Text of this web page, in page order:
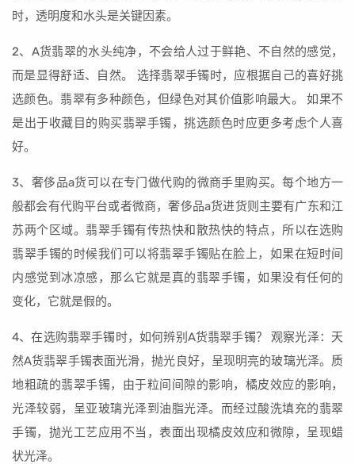
时，透明度和水头是关键因素。
2、A货翡翠的水头纯净，不会给人过于鲜艳、不自然的感觉，
而是显得舒适、自然。 选择翡翠手镯时，应根据自己的喜好挑
选颜色。翡翠有多种颜色，但绿色对其价值影响最大。 如果不
是出于收藏目的购买翡翠手镯，挑选颜色时应更多考虑个人喜
好。
3、奢侈品a货可以在专门做代购的微商手里购买。每个地方一
般都会有代购平台或者微商，奢侈品a货进货则主要有广东和江
苏两个区域。翡翠手镯有传热快和散热快的特点，所以在选购
翡翠手镯的时候我们可以将翡翠手镯贴在脸上，如果在短时间
内感觉到冰凉感，那么它就是真的翡翠手镯，如果没有任何的
变化，它就是假的。
4、在选购翡翠手镯时，如何辨别A货翡翠手镯？ 观察光泽：天
然A货翡翠手镯表面光滑，抛光良好，呈现明亮的玻璃光泽。质
地粗疏的翡翠手镯，由于粒间间隙的影响，橘皮效应的影响，
光泽较弱，呈亚玻璃光泽到油脂光泽。而经过酸洗填充的翡翠
手镯，抛光工艺应用不当，表面出现橘皮效应和微隙，呈现蜡
状光泽。